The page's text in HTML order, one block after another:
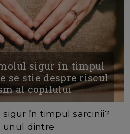
sigur în timpul
se stie despre riscul
al copilului
în timpul sarcinii?
unul dintre